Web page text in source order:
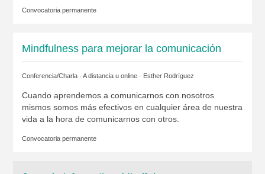
Convocatoria permanente
Mindfulness para mejorar la comunicación
Conferencia/Charla · A distancia u online · Esther Rodríguez
Cuando aprendemos a comunicarnos con nosotros
mismos somos más efectivos en cualquier área de nuestra
vida a la hora de comunicarnos con otros.
Convocatoria permanente